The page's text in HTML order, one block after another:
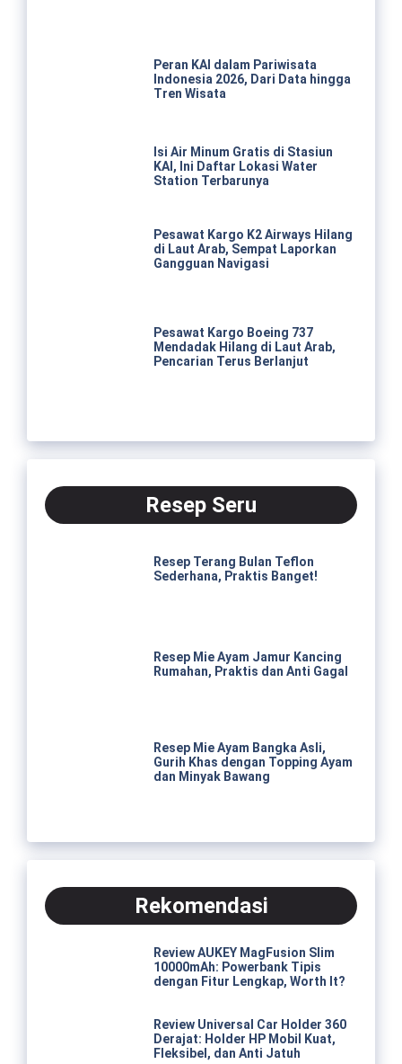
Peran KAI dalam Pariwisata
Indonesia 2026, Dari Data hingga
Tren Wisata
Isi Air Minum Gratis di Stasiun
KAI, Ini Daftar Lokasi Water
Station Terbarunya
Pesawat Kargo K2 Airways Hilang
di Laut Arab, Sempat Laporkan
Gangguan Navigasi
Pesawat Kargo Boeing 737
Mendadak Hilang di Laut Arab,
Pencarian Terus Berlanjut
Resep Seru
Resep Terang Bulan Teflon
Sederhana, Praktis Banget!
Resep Mie Ayam Jamur Kancing
Rumahan, Praktis dan Anti Gagal
Resep Mie Ayam Bangka Asli,
Gurih Khas dengan Topping Ayam
dan Minyak Bawang
Rekomendasi
Review AUKEY MagFusion Slim
10000mAh: Powerbank Tipis
dengan Fitur Lengkap, Worth It?
Review Universal Car Holder 360
Derajat: Holder HP Mobil Kuat,
Fleksibel, dan Anti Jatuh